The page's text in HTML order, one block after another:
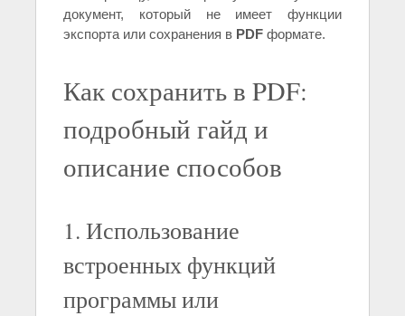
документ, который не имеет функции
экспорта или сохранения в PDF формате.
Как сохранить в PDF:
подробный гайд и
описание способов
1. Использование
встроенных функций
программы или